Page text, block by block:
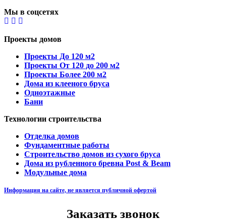
Мы в соцсетях
Проекты домов
Проекты До 120 м2
Проекты От 120 до 200 м2
Проекты Более 200 м2
Дома из клееного бруса
Одноэтажные
Бани
Технологии строительства
Отделка домов
Фундаментные работы
Строительство домов из сухого бруса
Дома из рубленного бревна Post & Beam
Модульные дома
Информация на сайте, не является публичной офертой
Заказать звонок